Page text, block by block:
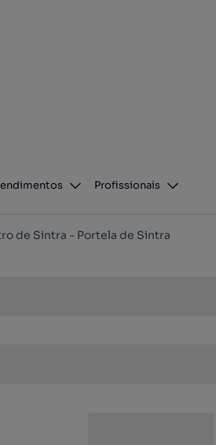
Profissionais
de Sintra - Portela de Sintra